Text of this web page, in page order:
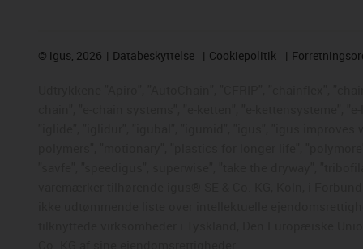
© igus, 2026 Databeskyttelse Cookiepolitik